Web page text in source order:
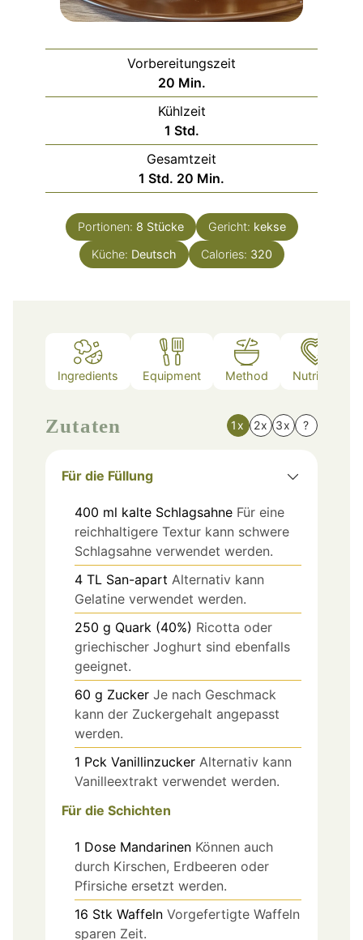
Vorbereitungszeit
20Minuten
Min.
Kühlzeit
1 Stunde
Std.
Gesamtzeit
1 Stunde
Std. 20 Minuten
Min.
Portionen: 8 Stücke Gericht: kekse
Küche: Deutsch Calories: 320
Ingredients Equipment Method Nutrition
Zutaten 1x 2x 3x ?
Für die Füllung
400 ml kalte Schlagsahne Für eine
reichhaltigere Textur kann schwere
Schlagsahne verwendet werden.
4 TL San-apart Alternativ kann
Gelatine verwendet werden.
250 g Quark (40%) Ricotta oder
griechischer Joghurt sind ebenfalls
geeignet.
60 g Zucker Je nach Geschmack
kann der Zuckergehalt angepasst
werden.
1 Pck Vanillinzucker Alternativ kann
Vanilleextrakt verwendet werden.
Für die Schichten
1 Dose Mandarinen Können auch
durch Kirschen, Erdbeeren oder
Pfirsiche ersetzt werden.
16 Stk Waffeln Vorgefertigte Waffeln
sparen Zeit.